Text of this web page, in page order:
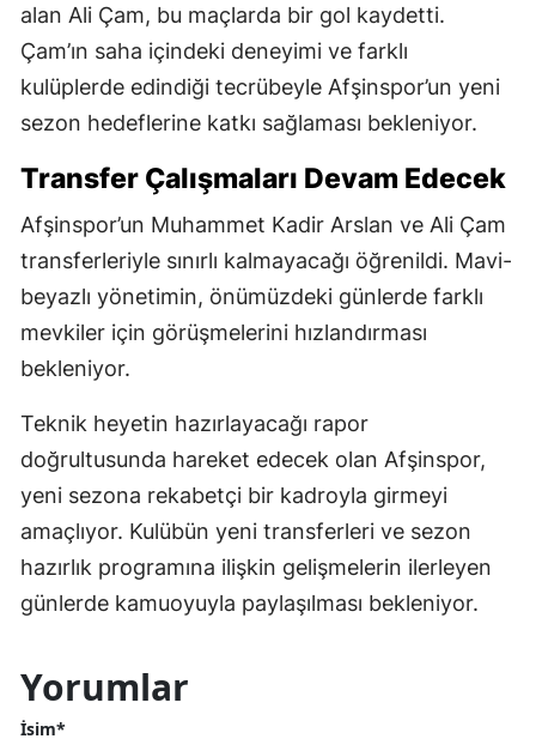
alan Ali Çam, bu maçlarda bir gol kaydetti.
Çam’ın saha içindeki deneyimi ve farklı
kulüplerde edindiği tecrübeyle Afşinspor’un yeni
sezon hedeflerine katkı sağlaması bekleniyor.
Transfer Çalışmaları Devam Edecek
Afşinspor’un Muhammet Kadir Arslan ve Ali Çam
transferleriyle sınırlı kalmayacağı öğrenildi. Mavi-
beyazlı yönetimin, önümüzdeki günlerde farklı
mevkiler için görüşmelerini hızlandırması
bekleniyor.
Teknik heyetin hazırlayacağı rapor
doğrultusunda hareket edecek olan Afşinspor,
yeni sezona rekabetçi bir kadroyla girmeyi
amaçlıyor. Kulübün yeni transferleri ve sezon
hazırlık programına ilişkin gelişmelerin ilerleyen
günlerde kamuoyuyla paylaşılması bekleniyor.
Yorumlar
İsim*